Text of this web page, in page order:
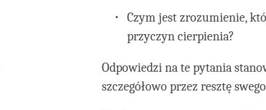
Czym jest zrozumienie,
przyczyn cierpienia?
Odpowiedzi na te pytania
szczegółowo przez resztę